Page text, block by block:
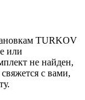
TURKOV
или
не найден,
с вами,